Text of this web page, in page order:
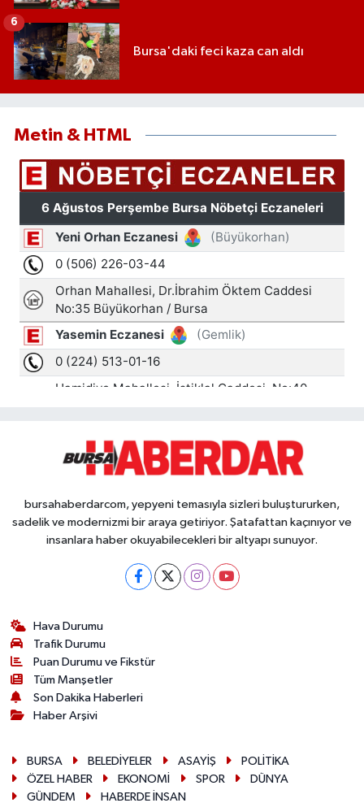
Bursa'daki feci kaza can aldı
6
Metin & HTML
bursahaberdarcom, yepyeni temasıyla sizleri buluştururken,
sadelik ve modernizmi bir araya getiriyor. Şatafattan kaçınıyor ve
insanlara haber okuyabilecekleri bir altyapı sunuyor.
Hava Durumu
Trafik Durumu
Puan Durumu ve Fikstür
Tüm Manşetler
Son Dakika Haberleri
Haber Arşivi
BURSA BELEDİYELER ASAYİŞ
POLİTİKA
ÖZEL HABER
EKONOMİ SPOR
DÜNYA
GÜNDEM
HABERDE İNSAN